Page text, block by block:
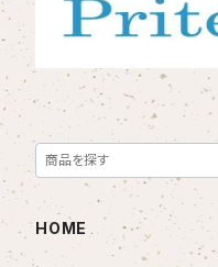
HOME